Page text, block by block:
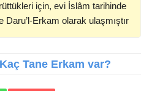
için, evi İslâm tarihinde
Erkam olarak ulaşmıştır
Tane Erkam var?